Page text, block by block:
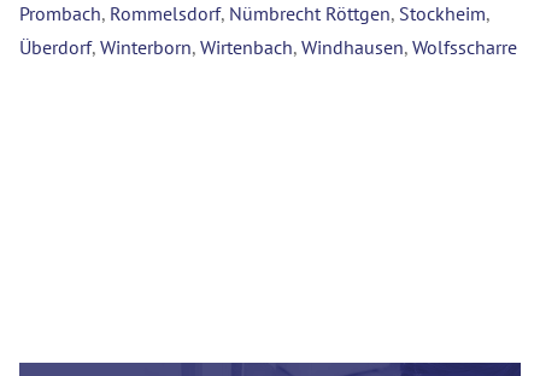
Prombach, Rommelsdorf, Nümbrecht Röttgen, Stockheim,
Überdorf, Winterborn, Wirtenbach, Windhausen, Wolfsscharre